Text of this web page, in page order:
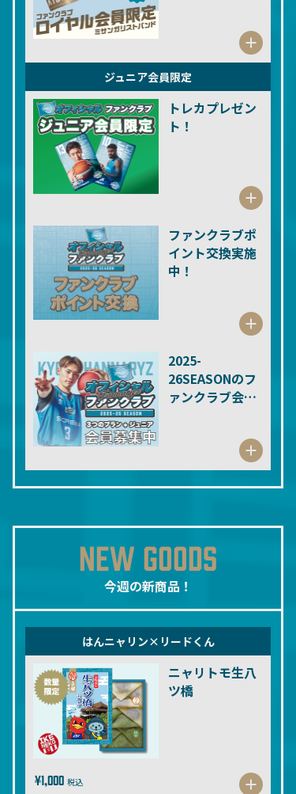
ジュニア会員限定
トレカプレゼン
ト！
ファンクラブポ
イント交換実施
中！
2025-
26SEASONのフ
ァンクラブ会員
NEW GOODS
今週の新商品！
はんニャリン×リードくん
ニャリトモ生八
ツ橋
¥1,000 税込